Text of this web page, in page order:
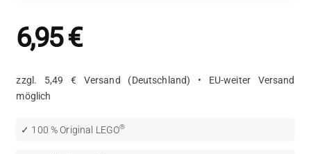
6,95€
zzgl. 5,49 € Versand (Deutschland) • EU-weiter Versand
möglich
✓ 100 % Original LEGO®